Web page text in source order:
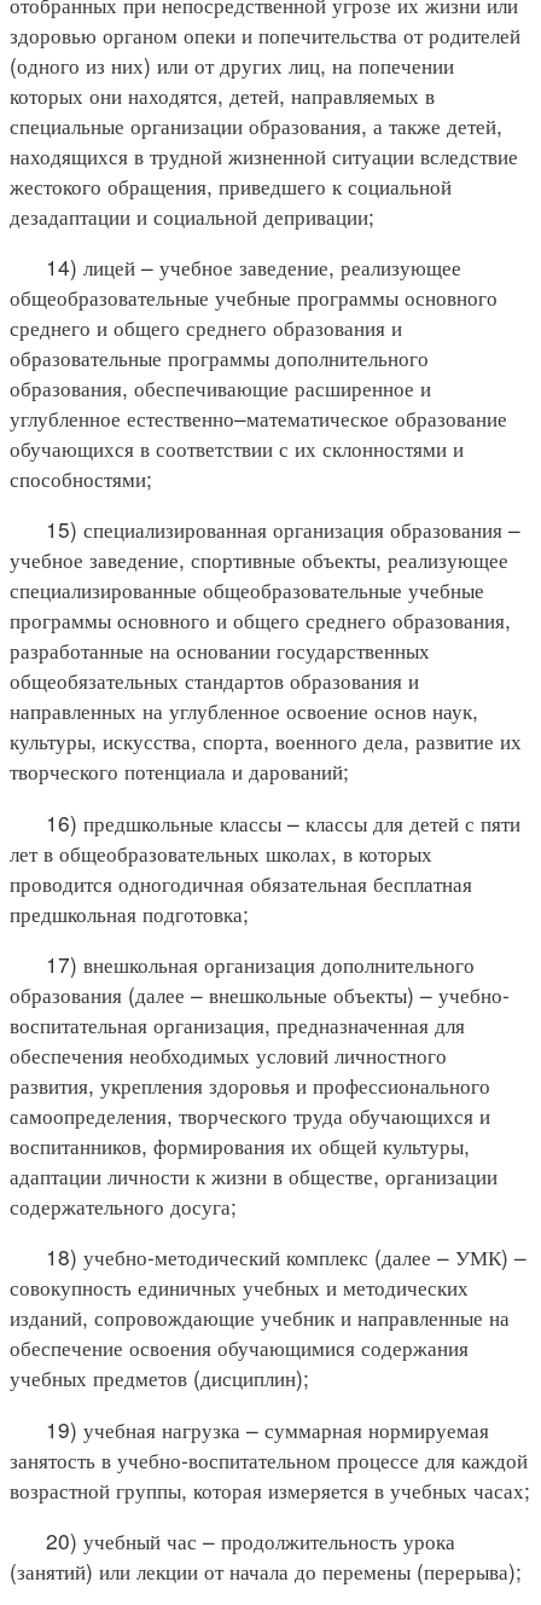
здоровью органом опеки и попечительства от родителей
(одного из них) или от других лиц, на попечении
которых они находятся, детей, направляемых в
специальные организации образования, а также детей,
находящихся в трудной жизненной ситуации вследствие
жестокого обращения, приведшего к социальной
дезадаптации и социальной депривации;
14) лицей – учебное заведение, реализующее
общеобразовательные учебные программы основного
среднего и общего среднего образования и
образовательные программы дополнительного
образования, обеспечивающие расширенное и
углубленное естественно–математическое образование
обучающихся в соответствии с их склонностями и
способностями;
15) специализированная организация образования –
учебное заведение, спортивные объекты, реализующее
специализированные общеобразовательные учебные
программы основного и общего среднего образования,
разработанные на основании государственных
общеобязательных стандартов образования и
направленных на углубленное освоение основ наук,
культуры, искусства, спорта, военного дела, развитие их
творческого потенциала и дарований;
16) предшкольные классы – классы для детей с пяти
лет в общеобразовательных школах, в которых
проводится одногодичная обязательная бесплатная
предшкольная подготовка;
17) внешкольная организация дополнительного
образования (далее – внешкольные объекты) – учебно-
воспитательная организация, предназначенная для
обеспечения необходимых условий личностного
развития, укрепления здоровья и профессионального
самоопределения, творческого труда обучающихся и
воспитанников, формирования их общей культуры,
адаптации личности к жизни в обществе, организации
содержательного досуга;
18) учебно-методический комплекс (далее – УМК) –
совокупность единичных учебных и методических
изданий, сопровождающие учебник и направленные на
обеспечение освоения обучающимися содержания
учебных предметов (дисциплин);
19) учебная нагрузка – суммарная нормируемая
занятость в учебно-воспитательном процессе для каждой
возрастной группы, которая измеряется в учебных часах;
20) учебный час – продолжительность урока
(занятий) или лекции от начала до перемены (перерыва);